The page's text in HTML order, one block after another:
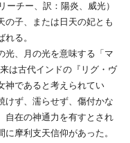
チー、訳：陽炎、威光）
の子、または日天の妃とも
る。
光、月の光を意味する「マ
は古代インドの『リグ・ヴ
神であると考えられてい
けず、濡らせず、傷付かな
自在の神通力を有すとされ
摩利支天信仰があった。